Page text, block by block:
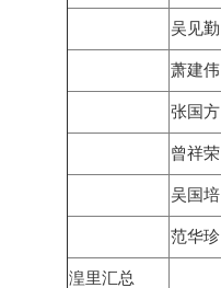
吴见勤
萧建伟
张国方
曾祥荣
吴国培
范华珍
湟里汇总